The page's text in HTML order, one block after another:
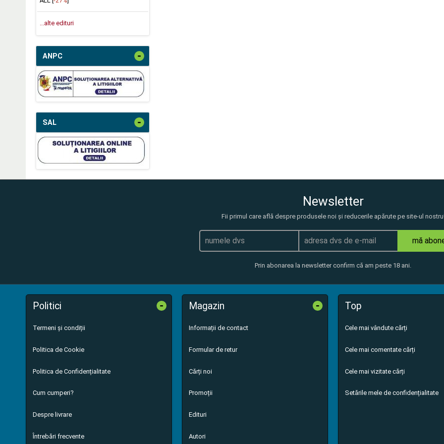
...alte edituri
ANPC -
SAL -
Newsletter
Fii primul care află despre produsele noi și reducerile apărute pe site-ul
mă
Prin abonarea la newsletter confirm că am peste 18 ani.
Politici -
Termeni și condiții
Politica de Cookie
Politica de Confidențialitate
Cum cumperi?
Despre livrare
Întrebări frecvente
Magazin -
Informații de contact
Formular de retur
Cărți noi
Promoții
Edituri
Autori
Top
Cele mai vândute cărți
Cele mai comentate cărți
Cele mai vizitate cărți
Setările mele de confidențialitate